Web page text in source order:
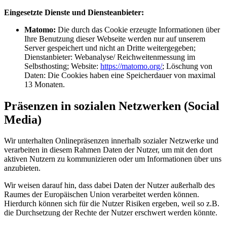
Eingesetzte Dienste und Diensteanbieter:
Matomo: Die durch das Cookie erzeugte Informationen über
Ihre Benutzung dieser Webseite werden nur auf unserem
Server gespeichert und nicht an Dritte weitergegeben;
Dienstanbieter: Webanalyse/ Reichweitenmessung im
Selbsthosting; Website: https://matomo.org/; Löschung von
Daten: Die Cookies haben eine Speicherdauer von maximal
13 Monaten.
Präsenzen in sozialen Netzwerken (Social
Media)
Wir unterhalten Onlinepräsenzen innerhalb sozialer Netzwerke und
verarbeiten in diesem Rahmen Daten der Nutzer, um mit den dort
aktiven Nutzern zu kommunizieren oder um Informationen über uns
anzubieten.
Wir weisen darauf hin, dass dabei Daten der Nutzer außerhalb des
Raumes der Europäischen Union verarbeitet werden können.
Hierdurch können sich für die Nutzer Risiken ergeben, weil so z.B.
die Durchsetzung der Rechte der Nutzer erschwert werden könnte.